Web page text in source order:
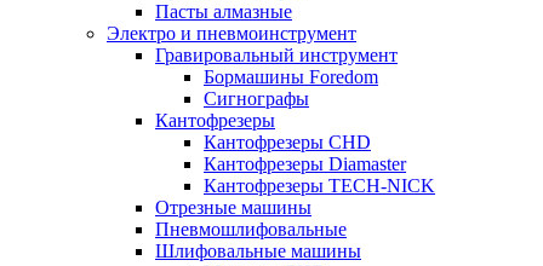
Пасты алмазные
Электро и пневмоинструмент
Гравировальный инструмент
Бормашины Foredom
Сигнографы
Кантофрезеры
Кантофрезеры CHD
Кантофрезеры Diamaster
Кантофрезеры TECH-NICK
Отрезные машины
Пневмошлифовальные
Шлифовальные машины